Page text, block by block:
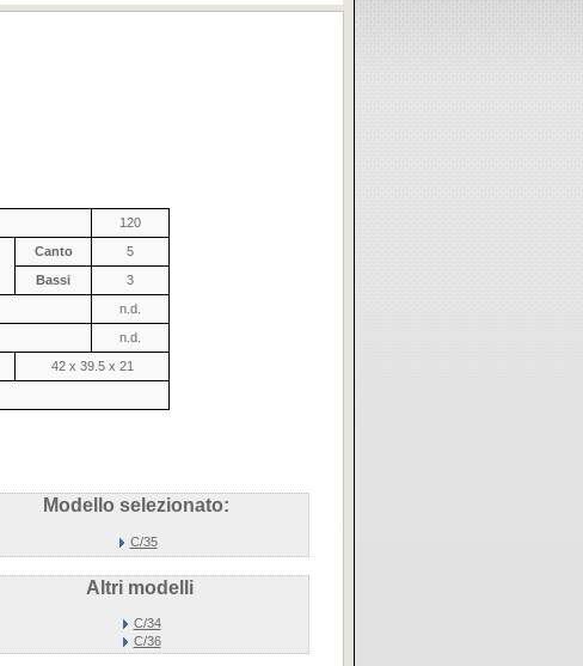
120
Canto
5
Bassi
3
n.d.
n.d.
42 x 39.5 x 21
Modello selezionato:
C/35
Altri modelli
C/34
C/36